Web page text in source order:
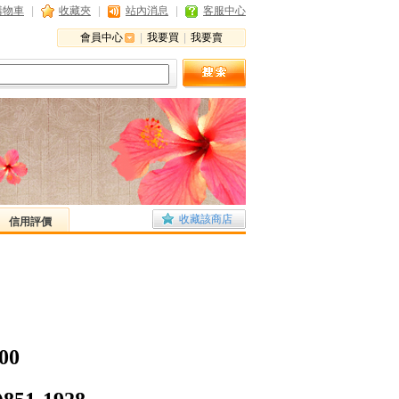
物車 收藏夾 站內消息 客服中心
會員中心 我要買 我要賣
信用評價 收藏該商店